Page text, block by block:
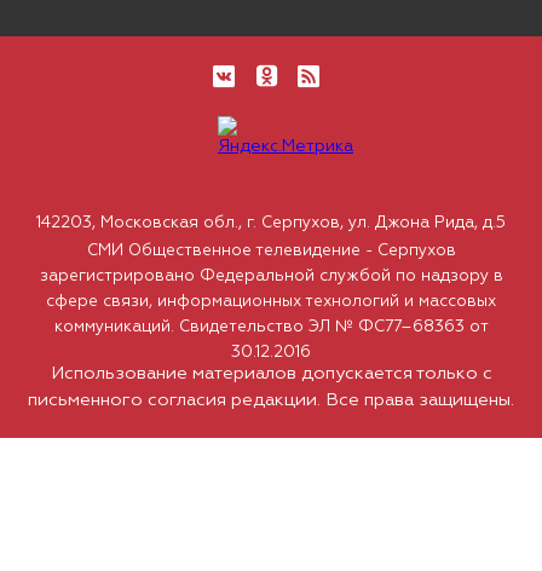
Использование материалов допускается только с
письменного согласия редакции. Все права защищены.
142203, Московская обл., г. Серпухов, ул. Джона Рида, д.5
СМИ Общественное телевидение - Серпухов
зарегистрировано Федеральной службой по надзору в
сфере связи, информационных технологий и массовых
коммуникаций. Свидетельство ЭЛ № ФС77–68363 от
30.12.2016